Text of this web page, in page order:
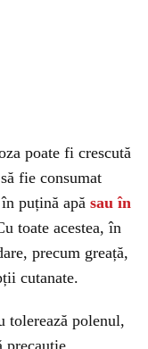
poate fi crescută
fie consumat
puțină apă sau în
toate acestea, în
precum greață,
cutanate.
tolerează polenul,
precauție